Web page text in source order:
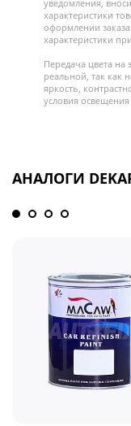
уведомления,
характеристики
оформлении заказа
характеристики
Передача цвета на
реальной, так как
яркость,
условия
АНАЛОГИ